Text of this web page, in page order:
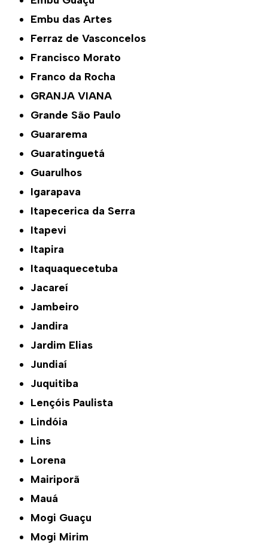
Embu das Artes
Ferraz de Vasconcelos
Francisco Morato
Franco da Rocha
GRANJA VIANA
Grande São Paulo
Guararema
Guaratinguetá
Guarulhos
Igarapava
Itapecerica da Serra
Itapevi
Itapira
Itaquaquecetuba
Jacareí
Jambeiro
Jandira
Jardim Elias
Jundiaí
Juquitiba
Lençóis Paulista
Lindóia
Lins
Lorena
Mairiporã
Mauá
Mogi Guaçu
Mogi Mirim